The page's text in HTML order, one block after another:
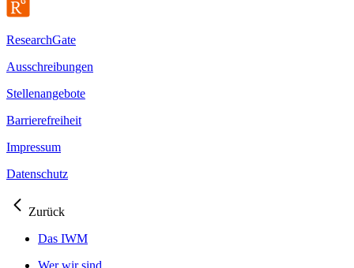
ResearchGate
Ausschreibungen
Stellenangebote
Barrierefreiheit
Impressum
Datenschutz
Zurück
Das IWM
Wer wir sind